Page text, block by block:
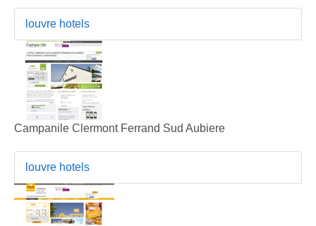
louvre hotels
Campanile Clermont Ferrand Sud Aubiere
louvre hotels